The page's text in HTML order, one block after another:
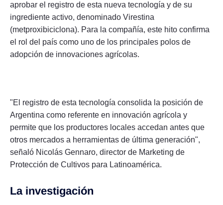
aprobar el registro de esta nueva tecnología y de su
ingrediente activo, denominado Virestina
(metproxibiciclona). Para la compañía, este hito confirma
el rol del país como uno de los principales polos de
adopción de innovaciones agrícolas.
"El registro de esta tecnología consolida la posición de
Argentina como referente en innovación agrícola y
permite que los productores locales accedan antes que
otros mercados a herramientas de última generación",
señaló Nicolás Gennaro, director de Marketing de
Protección de Cultivos para Latinoamérica.
La investigación